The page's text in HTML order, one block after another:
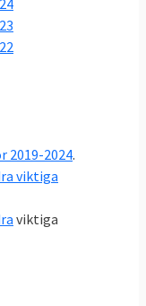
ländernas
EU-
politisk
EU-lagar.
2
av
efter
till nya EU-
.
2019-2024.
viktiga
viktiga